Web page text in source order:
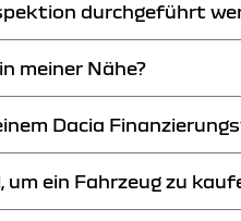
die für Ihren Dacia
Dacia Händler in Ihrer Nähe
durchgeführt
Händler unseres Netzwerks.
meiner Nähe?
verfügbar. Sie können
Dacia
Er kann Ihnen die
ein Fahrzeug zu